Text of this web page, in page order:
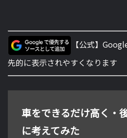
【公式】
先的に表示されやすくなります
車をできるだけ高く・
に考えてみた